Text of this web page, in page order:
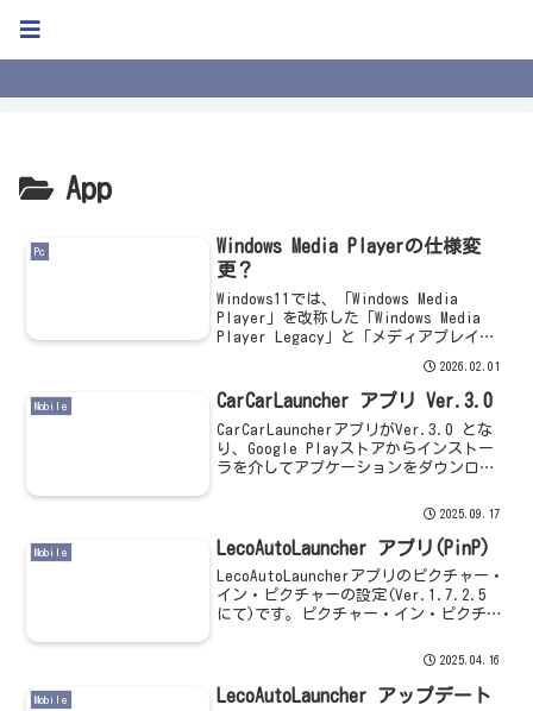
App
Pc
Windows Media Playerの仕様変
更？
Windows11では、「Windows Media
Player」を改称した「Windows Media
Player Legacy」と「メディアプレイヤ
います。2025年の暮れ頃から、このアプ
リにおい...
2026.02.01
Mobile CarCarLauncher アプリ Ver.3.0
CarCarLauncherアプリがVer.3.0 とな
り、Google Playストアからインストー
ラを介してアプケーションをダウンロー
ラのダウンロードGoogle Playストアの
2025.09.17
Mobile LecoAutoLauncher アプリ(PinP)
LecoAutoLauncherアプリのピクチャー・
イン・ピクチャーの設定(Ver.1.7.2.5
にて)です。ピクチャー・イン・ピクチャ
→「ホーム画面のコンポーネント」から
2025.04.16
Mobile LecoAutoLauncher アップデート